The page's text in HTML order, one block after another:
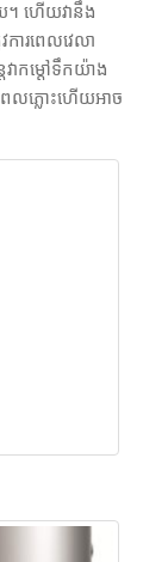
យ។ ហើយវានឹង
ារពេលវេលា
វាកម្តៅទឹកយ៉ាង
លភ្លោះហើយអាច